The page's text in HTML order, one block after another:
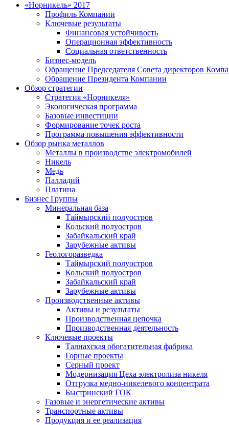
«Норникель» 2017
Профиль Компании
Ключевые результаты
Финансовая устойчивость
Операционная эффективность
Социальная ответственность
Бизнес-модель
Обращение Председателя Совета директоров
Обращение Президента Компании
Обзор стратегии
Стратегия «Норникеля»
Экологическая программа
Базовые инвестиции
Формирование точек роста
Программа повышения эффективности
Обзор рынка металлов
Металлы в производстве электромобилей
Никель
Медь
Палладий
Платина
Бизнес Группы
Минеральная база
Таймырский полуостров
Кольский полуостров
Забайкальский край
Зарубежные активы
Геологоразведка
Таймырский полуостров
Кольский полуостров
Забайкальский край
Зарубежные активы
Производственные активы
Активы и результаты
Производственная цепочка
Производственная деятельность
Ключевые проекты
Талнахская обогатительная фабрика
Горные проекты
Серный проект
Модернизация Цеха электролиза никеля
Отгрузка медно-никелевого концентрата
Быстринский ГОК
Газовые и энергетические активы
Транспортные активы
Продукция и ее реализация